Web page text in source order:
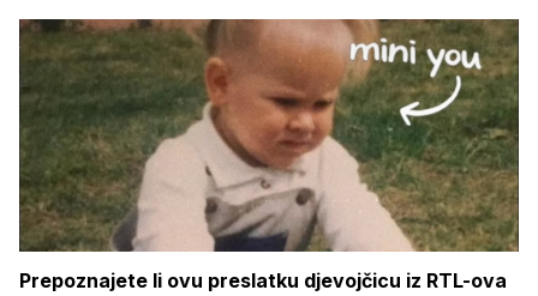
Prepoznajete li ovu preslatku djevojčicu iz RTL-ova